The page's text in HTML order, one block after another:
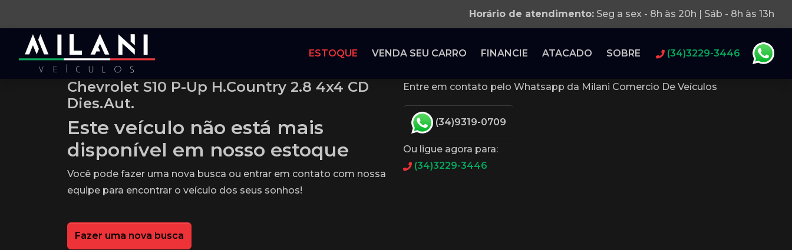
Horário de atendimento: Seg a sex - 8h às 20h | Sáb - 8h às 13h
ESTOQUE VENDA SEU CARRO FINANCIE ATACADO SOBRE (34)3229-3446
Chevrolet S10 P-Up H.Country 2.8 4x4 CD
Dies.Aut.
Este veículo não está mais
disponível em nosso estoque
Você pode fazer uma nova busca ou entrar em contato com nossa
equipe para encontrar o veículo dos seus sonhos!
Fazer uma nova busca
Entre em contato pelo Whatsapp da Milani Comercio De Veículos
(34)9319-0709
Ou ligue agora para:
(34)3229-3446